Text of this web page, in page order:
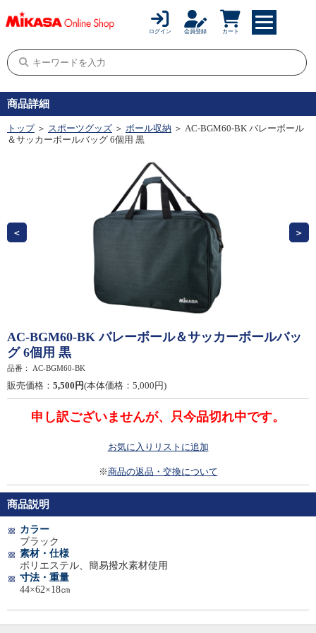
ログイン 会員登録 カート
商品詳細
トップ ＞ スポーツグッズ ＞ ボール収納 ＞ AC-BGM60-BK バレーボール
＆サッカーボールバッグ 6個用 黒
AC-BGM60-BK バレーボール＆サッカーボールバッ
グ 6個用 黒
品番： AC-BGM60-BK
販売価格： 5,500円(本体価格：5,000円)
申し訳ございませんが、只今品切れ中です。
お気に入りリストに追加
※商品の返品・交換について
商品説明
カラー
ブラック
素材・仕様
ポリエステル、簡易撥水素材使用
寸法・重量
44×62×18㎝